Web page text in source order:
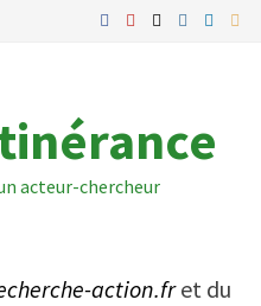
acteur-chercheur
action.fret du